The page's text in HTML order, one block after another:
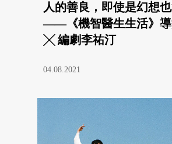
人的善良，即使是幻想
——《機智醫生生活》導
╳ 編劇李祐汀
04.08.2021